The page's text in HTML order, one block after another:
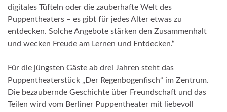
digitales Tüfteln oder die zauberhafte Welt des
Puppentheaters – es gibt für jedes Alter etwas zu
entdecken. Solche Angebote stärken den Zusammenhalt
und wecken Freude am Lernen und Entdecken.“
Für die jüngsten Gäste ab drei Jahren steht das
Puppentheaterstück „Der Regenbogenfisch“ im Zentrum.
Die bezaubernde Geschichte über Freundschaft und das
Teilen wird vom Berliner Puppentheater mit liebevoll